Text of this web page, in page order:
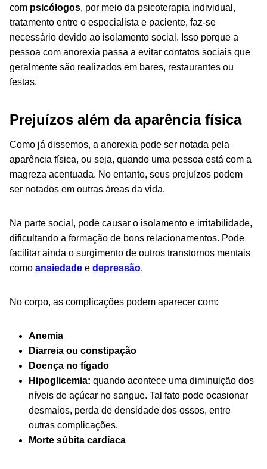
com psicólogos, por meio da psicoterapia individual,
tratamento entre o especialista e paciente, faz-se
necessário devido ao isolamento social. Isso porque a
pessoa com anorexia passa a evitar contatos sociais que
geralmente são realizados em bares, restaurantes ou
festas.
Prejuízos além da aparência física
Como já dissemos, a anorexia pode ser notada pela
aparência física, ou seja, quando uma pessoa está com a
magreza acentuada. No entanto, seus prejuízos podem
ser notados em outras áreas da vida.
Na parte social, pode causar o isolamento e irritabilidade,
dificultando a formação de bons relacionamentos. Pode
facilitar ainda o surgimento de outros transtornos mentais
como ansiedade e depressão.
No corpo, as complicações podem aparecer com:
Anemia
Diarreia ou constipação
Doença no fígado
Hipoglicemia: quando acontece uma diminuição dos
níveis de açúcar no sangue. Tal fato pode ocasionar
desmaios, perda de densidade dos ossos, entre
outras complicações.
Morte súbita cardíaca